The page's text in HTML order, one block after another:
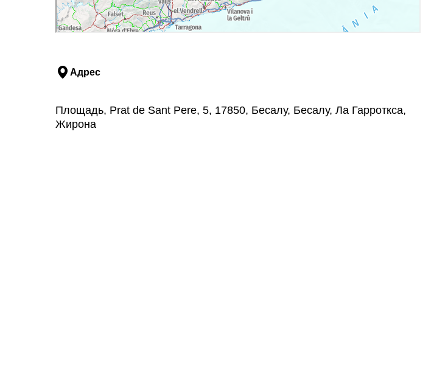
Адрес
Площадь, Prat de Sant Pere, 5, 17850, Бесалу, Бесалу, Ла Гарроткса,
Жирона